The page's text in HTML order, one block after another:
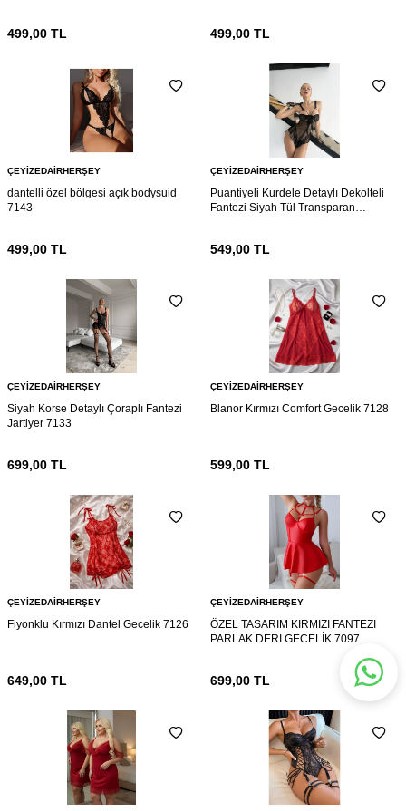
499,00 TL 499,00 TL
ÇEYIZEDAIRHERŞEY
dantelli özel bölgesi açık bodysuid
7143
499,00 TL
ÇEYIZEDAIRHERŞEY
Puantiyeli Kurdele Detaylı Dekolteli
Fantezi Siyah Tül Transparan
549,00 TL
ÇEYIZEDAIRHERŞEY
Siyah Korse Detaylı Çoraplı Fantezi
Jartiyer 7133
699,00 TL
ÇEYIZEDAIRHERŞEY
Blanor Kırmızı Comfort Gecelik 7128
599,00 TL
ÇEYIZEDAIRHERŞEY
Fiyonklu Kırmızı Dantel Gecelik 7126
649,00 TL
ÇEYIZEDAIRHERŞEY
ÖZEL TASARIM KIRMIZI FANTEZI
PARLAK DERI GECELİK 7097
699,00 TL